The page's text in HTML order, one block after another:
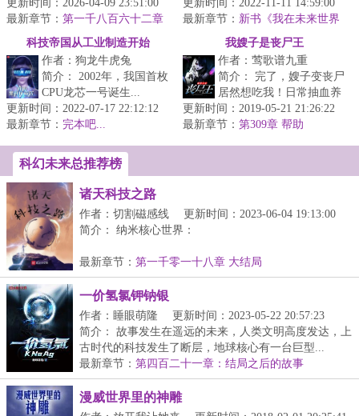
会是什么样的世界呢？
...
更新时间：2026-04-09 23:51:00
最新章节： 第一千八百六十二章
恐慌式备战
的未来。我们的旗帜和足
迹终将遍布星辰大海！
更新时间：2022-11-11 14:59:00
最新章节： 新书《我在未来世界
捡科技》发布
科技帝国从工业制造开始
作者：狗龙牛虎兔
简介： 2002年，我国首枚
CPU龙芯一号诞生...
2002年，...
更新时间：2022-07-17 22:12:12
最新章节： 完本吧...
我嫂子是丧尸王
作者：莺歌谱九重
简介： 完了，嫂子变丧尸
居然想吃我！日常抽血养
嫂子，感觉身体被掏
空……玩丧尸，打丧尸，
更新时间：2019-05-21 21:26:22
最新章节： 第309章 帮助
科幻未来总推荐榜
诸天科技之路
作者：切割磁感线
更新时间：2023-06-04 19:13:00
简介： 纳米核心世界：
岳原舟：“低头玩个手机都能穿越？！”
最新章节： 第一千零一十八章 大结局
一价氢氯钾钠银
作者：睡眼萌隆
更新时间：2023-05-22 20:57:23
简介： 故事发生在遥远的未来，人类文明高度发达，上
古时代的科技发生了断层，地球核心有一台巨型...
最新章节： 第四百二十一章：结局之后的故事
漫威世界里的神雕